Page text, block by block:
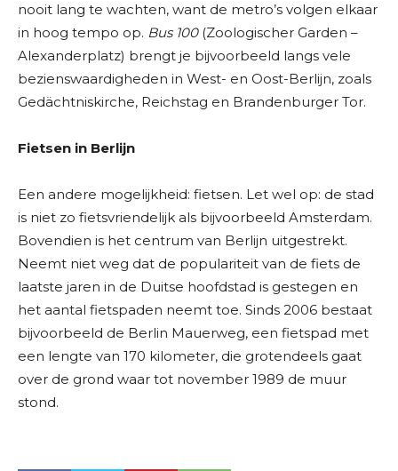
nooit lang te wachten, want de metro’s volgen elkaar
in hoog tempo op. Bus 100(Zoologischer Garden –
Alexanderplatz) brengt je bijvoorbeeld langs vele
bezienswaardigheden in West- en Oost-Berlijn, zoals
Gedächtniskirche, Reichstag en Brandenburger Tor.
Fietsen in Berlijn
Een andere mogelijkheid: fietsen. Let wel op: de stad
is niet zo fietsvriendelijk als bijvoorbeeld Amsterdam.
Bovendien is het centrum van Berlijn uitgestrekt.
Neemt niet weg dat de populariteit van de fiets de
laatste jaren in de Duitse hoofdstad is gestegen en
het aantal fietspaden neemt toe. Sinds 2006 bestaat
bijvoorbeeld de Berlin Mauerweg, een fietspad met
een lengte van 170 kilometer, die grotendeels gaat
over de grond waar tot november 1989 de muur
stond.